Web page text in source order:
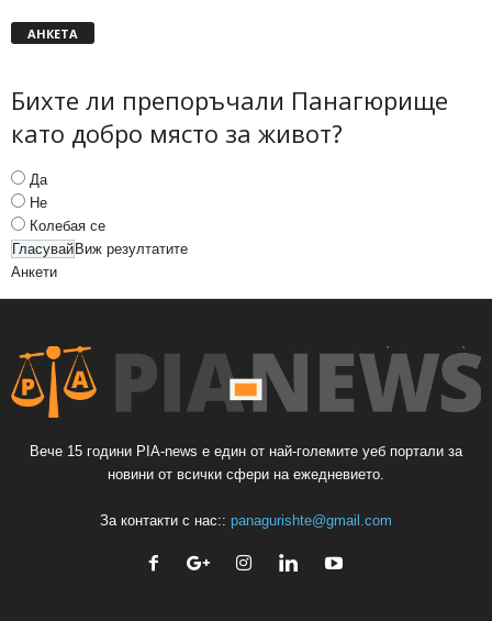
АНКЕТА
Бихте ли препоръчали Панагюрище
като добро място за живот?
Да
Не
Колебая се
Виж резултатите
Анкети
Вече 15 години PIA-news е един от най-големите уеб портали за
новини от всички сфери на ежедневието.
За контакти с нас:: panagurishte@gmail.com